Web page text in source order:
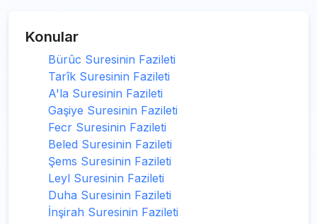
Konular
Bürûc Suresinin Fazileti
Tarîk Suresinin Fazileti
A'la Suresinin Fazileti
Gaşiye Suresinin Fazileti
Fecr Suresinin Fazileti
Beled Suresinin Fazileti
Şems Suresinin Fazileti
Leyl Suresinin Fazileti
Duha Suresinin Fazileti
İnşirah Suresinin Fazileti